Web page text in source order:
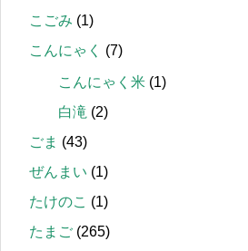
こごみ (1)
こんにゃく
(7)
こんにゃく米 (1)
白滝 (2)
ごま (43)
ぜんまい (1)
たけのこ (1)
たまご (265)